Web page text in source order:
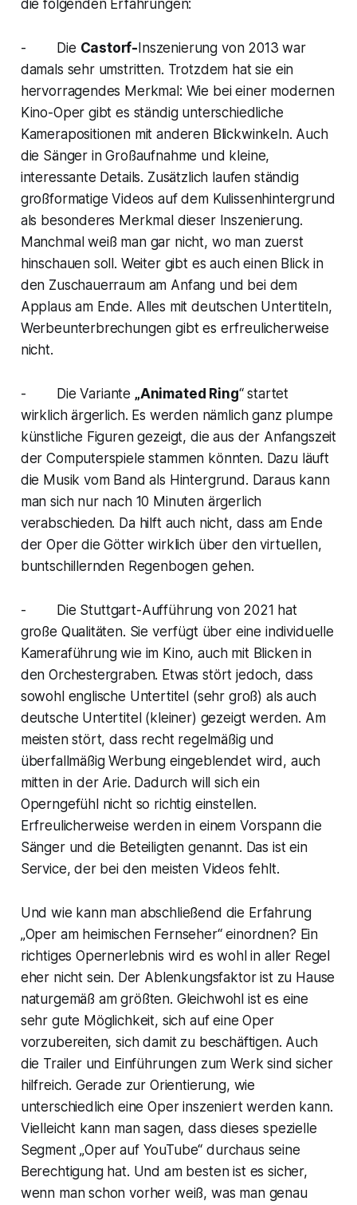
die folgenden Erfahrungen:
- Die Castorf-Inszenierung von 2013 war
damals sehr umstritten. Trotzdem hat sie ein
hervorragendes Merkmal: Wie bei einer modernen
Kino-Oper gibt es ständig unterschiedliche
Kamerapositionen mit anderen Blickwinkeln. Auch
die Sänger in Großaufnahme und kleine,
interessante Details. Zusätzlich laufen ständig
großformatige Videos auf dem Kulissenhintergrund
als besonderes Merkmal dieser Inszenierung.
Manchmal weiß man gar nicht, wo man zuerst
hinschauen soll. Weiter gibt es auch einen Blick in
den Zuschauerraum am Anfang und bei dem
Applaus am Ende. Alles mit deutschen Untertiteln,
Werbeunterbrechungen gibt es erfreulicherweise
nicht.
- Die Variante „Animated Ring“ startet
wirklich ärgerlich. Es werden nämlich ganz plumpe
künstliche Figuren gezeigt, die aus der Anfangszeit
der Computerspiele stammen könnten. Dazu läuft
die Musik vom Band als Hintergrund. Daraus kann
man sich nur nach 10 Minuten ärgerlich
verabschieden. Da hilft auch nicht, dass am Ende
der Oper die Götter wirklich über den virtuellen,
buntschillernden Regenbogen gehen.
- Die Stuttgart-Aufführung von 2021 hat
große Qualitäten. Sie verfügt über eine individuelle
Kameraführung wie im Kino, auch mit Blicken in
den Orchestergraben. Etwas stört jedoch, dass
sowohl englische Untertitel (sehr groß) als auch
deutsche Untertitel (kleiner) gezeigt werden. Am
meisten stört, dass recht regelmäßig und
überfallmäßig Werbung eingeblendet wird, auch
mitten in der Arie. Dadurch will sich ein
Operngefühl nicht so richtig einstellen.
Erfreulicherweise werden in einem Vorspann die
Sänger und die Beteiligten genannt. Das ist ein
Service, der bei den meisten Videos fehlt.
Und wie kann man abschließend die Erfahrung
„Oper am heimischen Fernseher“einordnen? Ein
richtiges Opernerlebnis wird es wohl in aller Regel
eher nicht sein. Der Ablenkungsfaktor ist zu Hause
naturgemäß am größten. Gleichwohl ist es eine
sehr gute Möglichkeit, sich auf eine Oper
vorzubereiten, sich damit zu beschäftigen. Auch
die Trailer und Einführungen zum Werk sind sicher
hilfreich. Gerade zur Orientierung, wie
unterschiedlich eine Oper inszeniert werden kann.
Vielleicht kann man sagen, dass dieses spezielle
Segment „Oper auf YouTube“durchaus seine
Berechtigung hat. Und am besten ist es sicher,
wenn man schon vorher weiß, was man genau